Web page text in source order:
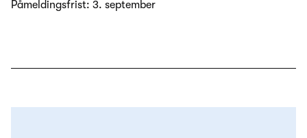
Påmeldingsfrist: 3. september